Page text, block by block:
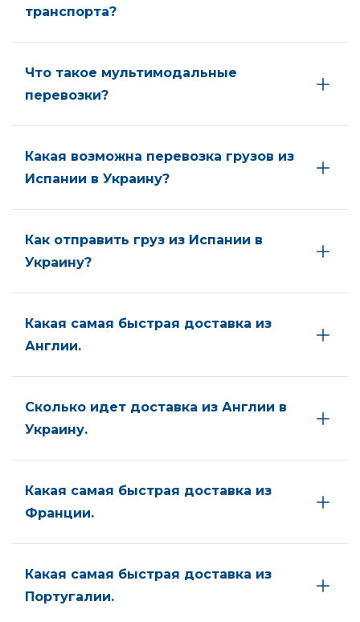
транспорта?
Что такое мультимодальные
перевозки?
Какая возможна перевозка грузов из
Испании в Украину?
Как отправить груз из Испании в
Украину?
Какая самая быстрая доставка из
Англии.
Сколько идет доставка из Англии в
Украину.
Какая самая быстрая доставка из
Франции.
Какая самая быстрая доставка из
Португалии.